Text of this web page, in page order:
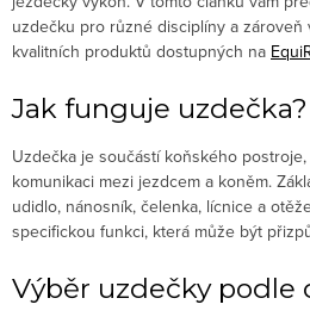
uzdečku pro různé disciplíny a
kvalitních produktů dostupných na
Jak funguje uzdečka?
Uzdečka je součástí koňského
komunikaci mezi jezdcem a koněm.
udidlo, nánosník, čelenka, lícnice a
specifickou funkci, která může být
Výběr uzdečky podle